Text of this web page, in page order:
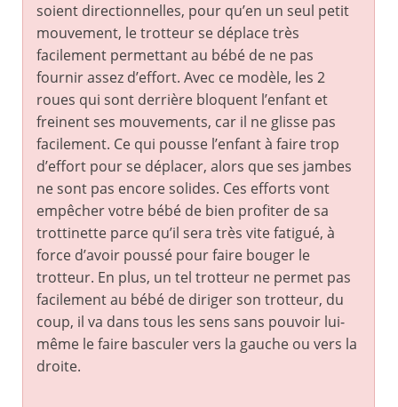
soient directionnelles, pour qu’en un seul petit
mouvement, le trotteur se déplace très
facilement permettant au bébé de ne pas
fournir assez d’effort. Avec ce modèle, les 2
roues qui sont derrière bloquent l’enfant et
freinent ses mouvements, car il ne glisse pas
facilement. Ce qui pousse l’enfant à faire trop
d’effort pour se déplacer, alors que ses jambes
ne sont pas encore solides. Ces efforts vont
empêcher votre bébé de bien profiter de sa
trottinette parce qu’il sera très vite fatigué, à
force d’avoir poussé pour faire bouger le
trotteur. En plus, un tel trotteur ne permet pas
facilement au bébé de diriger son trotteur, du
coup, il va dans tous les sens sans pouvoir lui-
même le faire basculer vers la gauche ou vers la
droite.